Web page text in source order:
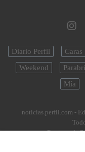
Diario Perfil Caras
Weekend
Mía
noticias.perfil.com -
Registro de